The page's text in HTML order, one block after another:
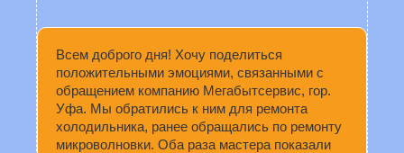
Всем доброго дня! Хочу поделиться
положительными эмоциями, связанными с
обращением компанию Мегабытсервис, гор.
Уфа. Мы обратились к ним для ремонта
холодильника, ранее обращались по ремонту
микроволновки. Оба раза мастера показали